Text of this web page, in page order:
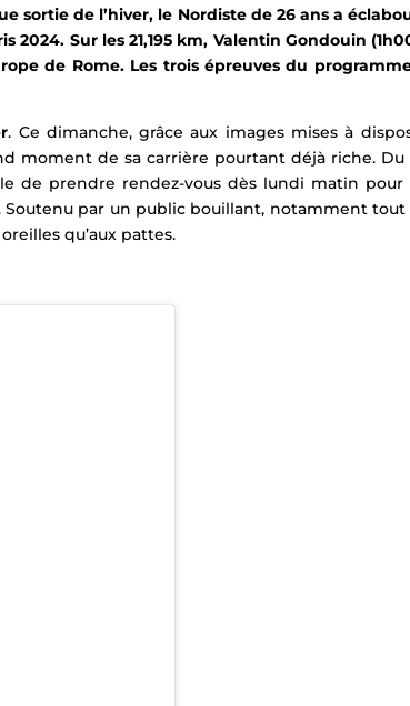
sortie de l’hiver, le Nordiste de 26 ans a
Sur les 21,195 km, Valentin Gondouin
de Rome. Les trois épreuves du
. Ce dimanche, grâce aux images mises à
moment de sa carrière pourtant déjà riche. Du
de prendre rendez-vous dès lundi matin
Soutenu par un public bouillant, notamment
qu’aux pattes.